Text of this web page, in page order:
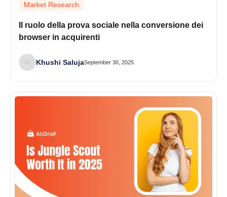
Market Research
Il ruolo della prova sociale nella conversione dei
browser in acquirenti
Khushi SalujaSeptember 30, 2025